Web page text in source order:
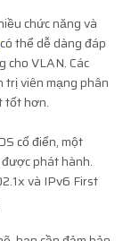
chức năng và
có thể dễ dàng đáp
cho VLAN. Các
trị viên mạng phân
tốt hơn.
cổ điển, một
phát hành.
và IPv6 First